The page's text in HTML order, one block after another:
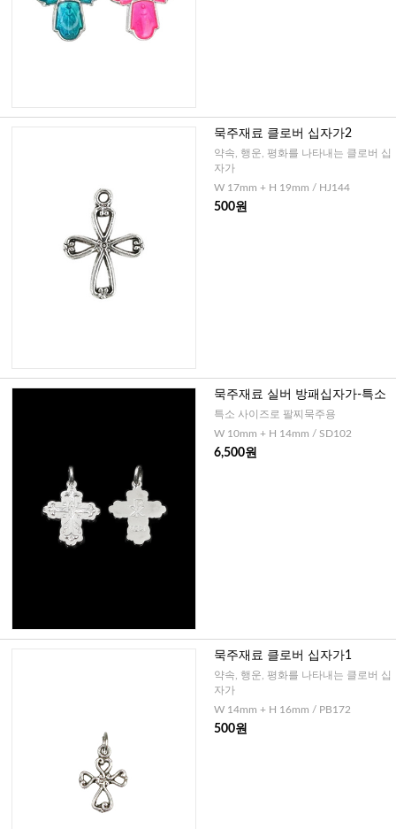
묵주재료 클로버 십자가2
약속, 행운, 평화를 나타내는 클로버 십
자가
W 17mm + H 19mm / HJ144
500원
묵주재료 실버 방패십자가-특소
특소 사이즈로 팔찌묵주용
W 10mm + H 14mm / SD102
6,500원
묵주재료 클로버 십자가1
약속, 행운, 평화를 나타내는 클로버 십
자가
W 14mm + H 16mm / PB172
500원